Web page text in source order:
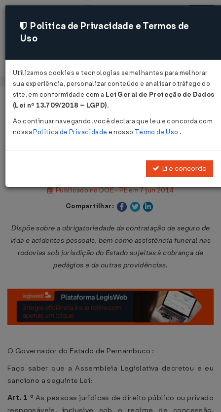
Acessar
Página Inicial
Legislações
Lei Nº 15308 DE 06/06/2014
Publicado no DOE - PE em 7 jun 2014
Compartilhar:
Dispõe sobre a obrigatoriedade da contratação de seguro de
vida e acidentes pessoais, bem como assistência funeral nas
rodovias sob jurisdição do Estado sujeitas à cobrança de
pedágios e da outras providências.
O Governador do Estado de Pernambuco :
Faço saber que a Assembleia Legislativa decretou e eu
sanciono a seguinte Lei:
Art. 1 ºAs pessoas jurídicas de direito público ou privado
responsáveis, inclusive sob o regime de concessão,
Política de Privacidade e Termos de
Uso
Utilizamos cookies e tecnologias semelhantes para melhorar
sua experiência, personalizar conteúdo e analisar o tráfego do
site, em conformidade com a Lei Geral de Proteção de Dados
(Lei nº 13.709/2018 – LGPD).
Ao continuar navegando, você declara que leu e concorda com
nossaPolítica de Privacidade e nosso Termo de Uso .
Li e concordo